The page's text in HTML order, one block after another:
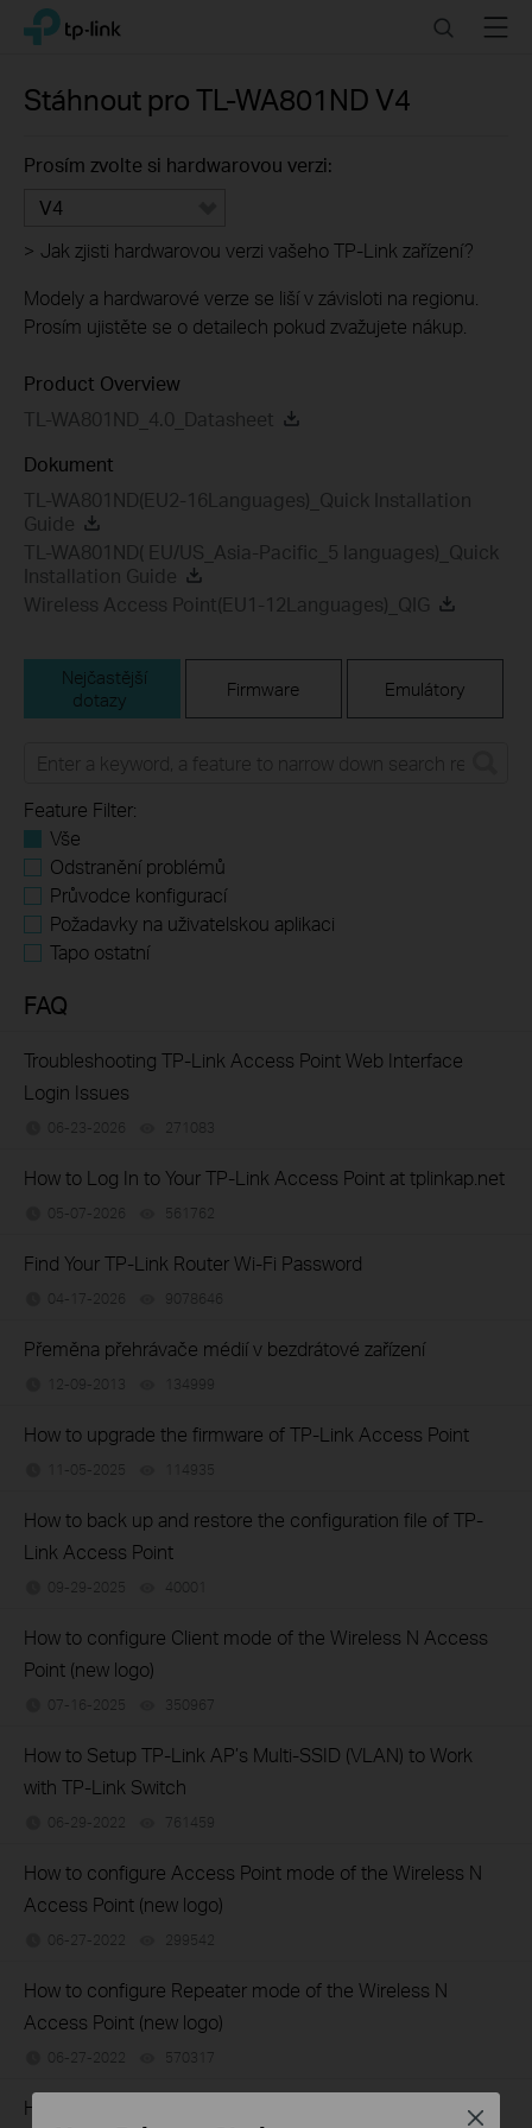
Click
navigation
TP-Link, Reliably Smart SearchMenu
Stáhnout proTL-WA801ND V4
Prosím zvolte si hardwarovou verzi:
V4
> Jak zjisti hardwarovou verzi vašeho TP-Link zařízení?
Modely a hardwarové verze se liší v závisloti na regionu.
Prosím ujistěte se o detailech pokud zvažujete nákup.
Product Overview
TL-WA801ND_4.0_Datasheet
Dokument
TL-WA801ND(EU2-16Languages)_Quick Installation
Guide
TL-WA801ND( EU/US_Asia-Pacific_5 languages)_Quick
Installation Guide
Wireless Access Point(EU1-12Languages)_QIG
Nejčastější
dotazy
Firmware Emulátory
Feature Filter:
Vše
Odstranění problémů
Průvodce konfigurací
Požadavky na uživatelskou aplikaci
Tapo ostatní
FAQ
Troubleshooting TP-Link Access Point Web Interface
Login Issues
06-23-2026 271083
How to Log In to Your TP-Link Access Point at tplinkap.net
05-07-2026 561762
Find Your TP-Link Router Wi-Fi Password
04-17-2026 9078646
Přeměna přehrávače médií v bezdrátové zařízení
12-09-2013 134999
How to upgrade the firmware of TP-Link Access Point
11-05-2025 114935
How to back up and restore the configuration file of TP-
Link Access Point
09-29-2025 40001
How to configure Client mode of the Wireless N Access
Point (new logo)
07-16-2025 350967
How to Setup TP-Link AP’s Multi-SSID (VLAN) to Work
with TP-Link Switch
06-29-2022 761459
How to configure Access Point mode of the Wireless N
Access Point (new logo)
06-27-2022 299542
How to configure Repeater mode of the Wireless N
Access Point (new logo)
06-27-2022 570317
How to configure Multi-SSID mode of the Wireless N
Close